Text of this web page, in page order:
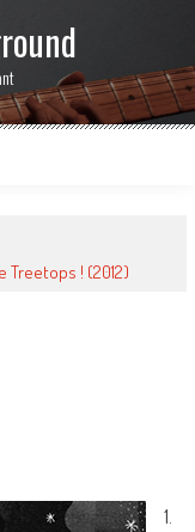
Treetops ! (2012)
1.